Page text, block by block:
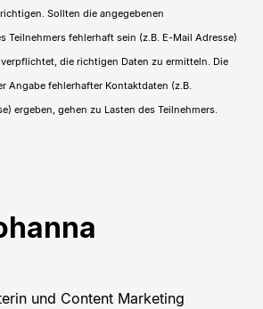
Sollten die angegebenen
Teilnehmers fehlerhaft sein (z.B. E-Mail Adresse)
die richtigen Daten zu ermitteln. Die
Angabe fehlerhafter Kontaktdaten (z.B.
ergeben, gehen zu Lasten des Teilnehmers.
und Content Marketing